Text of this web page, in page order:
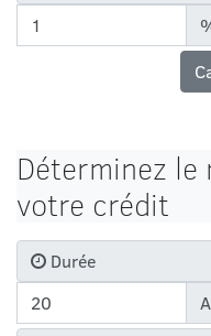
Déterminez
votre crédit
Durée